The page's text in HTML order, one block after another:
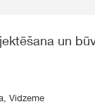
un
Vidzeme